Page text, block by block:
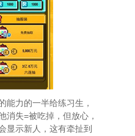
能力的一半给练习生，
消失=被吃掉，但放心，
显示新人，这有牵扯到